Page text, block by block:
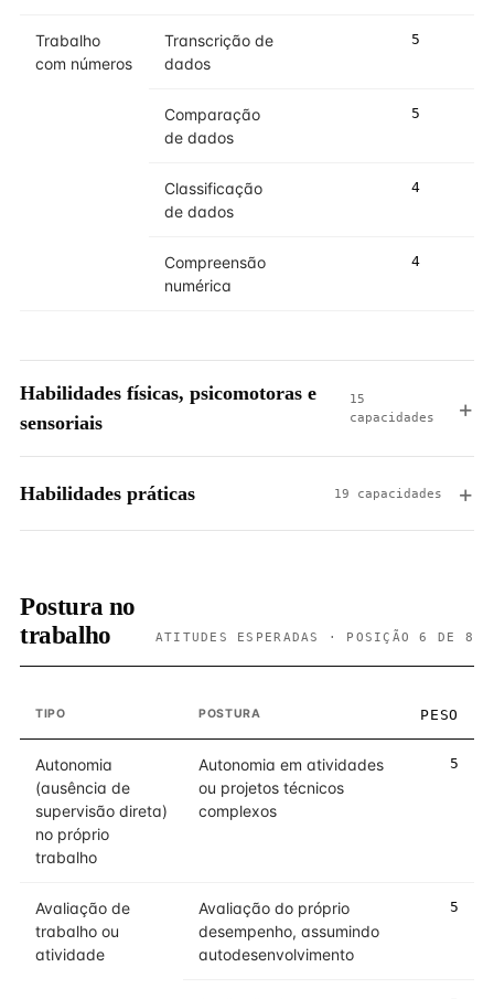
Trabalho
com números
Transcrição de
dados
5
Comparação
de dados
5
Classificação
de dados
4
Compreensão
numérica
4
Habilidades físicas, psicomotoras e
sensoriais
15
capacidades
Habilidades práticas 19 capacidades
Postura no
trabalho
ATITUDES ESPERADAS · POSIÇÃO 6 DE 8
TIPO POSTURA PESO
Autonomia
(ausência de
supervisão direta)
no próprio
trabalho
Autonomia em atividades
ou projetos técnicos
complexos
5
Avaliação de
trabalho ou
atividade
Avaliação do próprio
desempenho, assumindo
autodesenvolvimento
5